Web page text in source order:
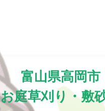
富山県高岡市
お庭草刈り・敷